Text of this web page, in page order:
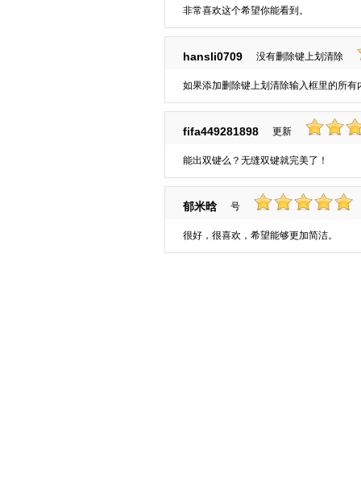
非常喜欢这个希望你能看到。
hansli0709 没有删除键上划清除
如果添加删除键上划清除输入框里的所
fifa449281898 更新
能出双键么？无缝双键就完美了！
郁米晗 号
很好，很喜欢，希望能够更加简洁。